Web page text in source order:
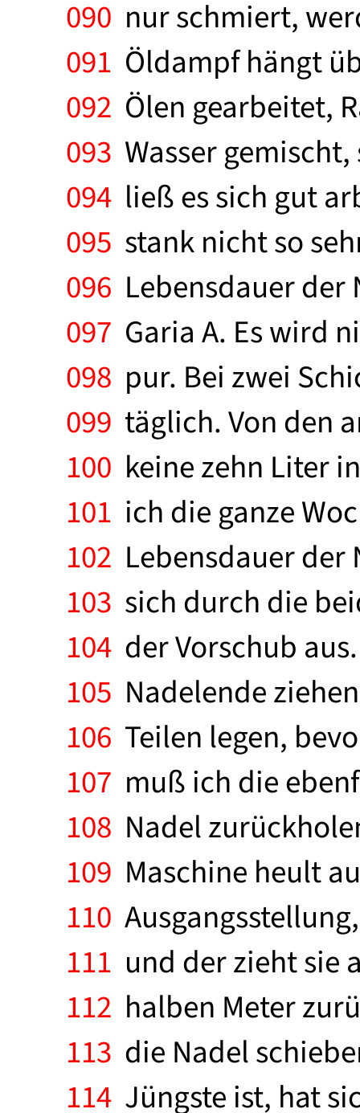
090 nur schmiert,
091 Öldampf hängt
092 Ölen gearbeitet,
093 Wasser
094 ließ es sich gut
095 stank nicht so
096 Lebensdauer
097 Garia A. Es wird
098 pur. Bei zwei
099 täglich. Von den
100 keine zehn Liter
101 ich die ganze
102 Lebensdauer
103 sich durch die
104 der Vorschub
105 Nadelende
106 Teilen legen,
107 muß ich die
108 Nadel
109 Maschine heult
110
111 und der zieht sie
112 halben Meter
113 die Nadel
114 Jüngste ist, hat